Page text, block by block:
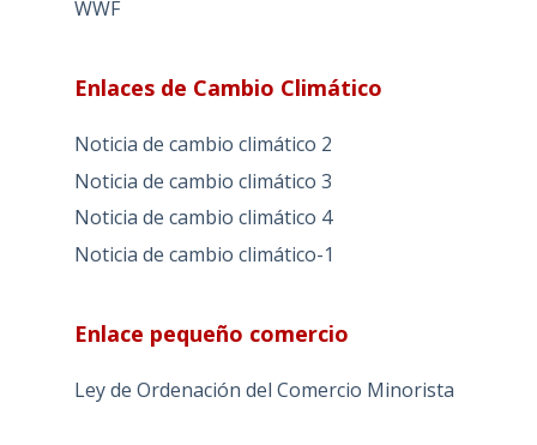
WWF
Enlaces de Cambio Climático
Noticia de cambio climático 2
Noticia de cambio climático 3
Noticia de cambio climático 4
Noticia de cambio climático-1
Enlace pequeño comercio
Ley de Ordenación del Comercio Minorista